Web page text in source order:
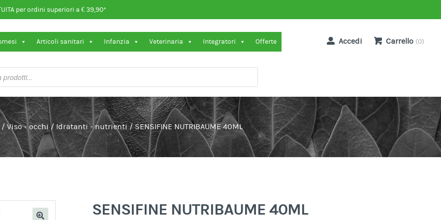
per ordini superiori a € 39,90*
Articoli sanitari Infanzia Veterinaria Integratori Offerte Accedi Carrello (0)
/Viso - occhi /Idratanti - nutrienti /SENSIFINE NUTRIBAUME 40ML
SENSIFINE NUTRIBAUME 40ML